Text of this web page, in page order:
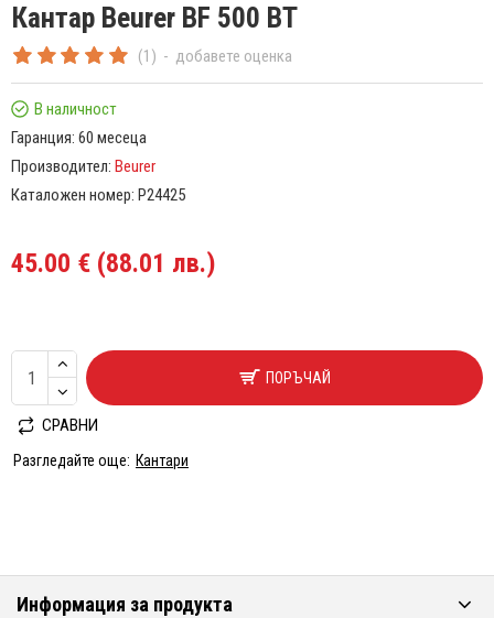
Кантар Beurer BF 500 BT
(1) - добавете оценка
45.00 € (88.01 лв.)
В наличност
Гаранция: 60 месеца
Производител: Beurer
Каталожен номер: P24425
ПОРЪЧАЙ
СРАВНИ
Разгледайте още: Кантари
Информация за продукта